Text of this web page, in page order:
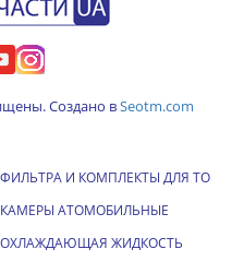
Создано вSeotm.com
ФИЛЬТРА И КОМПЛЕКТЫ ДЛЯ ТО
КАМЕРЫ АТОМОБИЛЬНЫЕ
ОХЛАЖДАЮЩАЯ ЖИДКОСТЬ